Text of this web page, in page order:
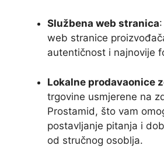
Službena web stranica
web stranice
autentičnost i najnovije
Lokalne prodavaonice
trgovine usmjerene na
Prostamid, što vam
postavljanje pitanja i
od stručnog osoblja.